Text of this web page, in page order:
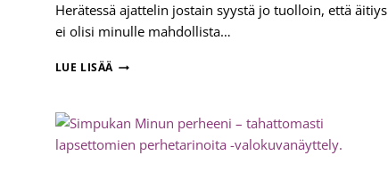
Herätessä ajattelin jostain syystä jo tuolloin, että äitiys
ei olisi minulle mahdollista…
LUE LISÄÄ TUULAMARIAN
VALOKUVANÄYTTELY